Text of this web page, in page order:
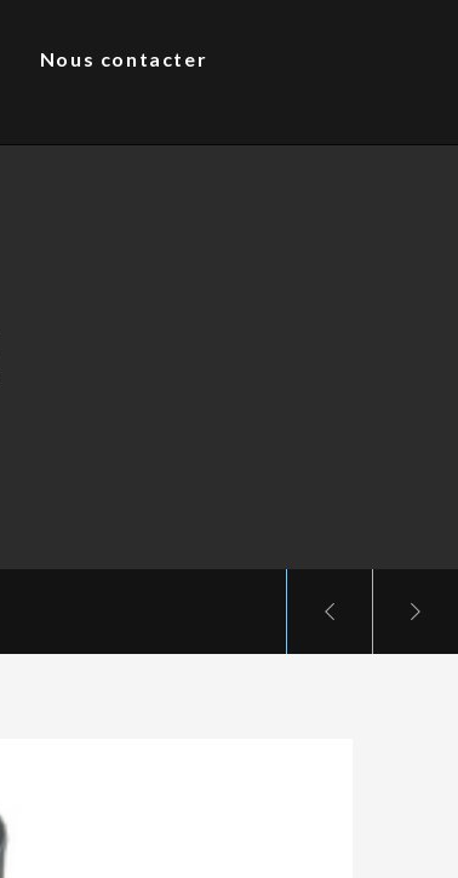
Nous contacter